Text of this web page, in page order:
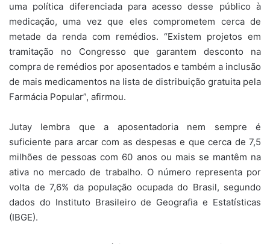
uma política diferenciada para acesso desse público à
medicação, uma vez que eles comprometem cerca de
metade da renda com remédios. “Existem projetos em
tramitação no Congresso que garantem desconto na
compra de remédios por aposentados e também a inclusão
de mais medicamentos na lista de distribuição gratuita pela
Farmácia Popular”, afirmou.
Jutay lembra que a aposentadoria nem sempre é
suficiente para arcar com as despesas e que cerca de 7,5
milhões de pessoas com 60 anos ou mais se mantêm na
ativa no mercado de trabalho. O número representa por
volta de 7,6% da população ocupada do Brasil, segundo
dados do Instituto Brasileiro de Geografia e Estatísticas
(IBGE).